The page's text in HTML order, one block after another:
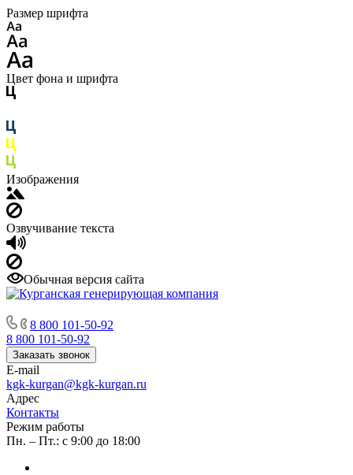
Размер шрифта
Цвет фона и шрифта
Изображения
Озвучивание текста
Обычная версия сайта
8 800 101-50-92
8 800 101-50-92
Заказать звонок
E-mail
kgk-kurgan@kgk-kurgan.ru
Адрес
Контакты
Режим работы
Пн. – Пт.: с 9:00 до 18:00